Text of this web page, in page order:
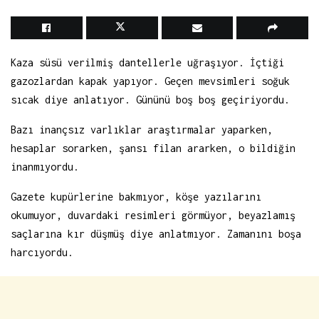
Kaza süsü verilmiş dantellerle uğraşıyor. İçtiği
gazozlardan kapak yapıyor. Geçen mevsimleri soğuk
sıcak diye anlatıyor. Gününü boş boş geçiriyordu.
Bazı inançsız varlıklar araştırmalar yaparken,
hesaplar sorarken, şansı filan ararken, o bildiğin
inanmıyordu.
Gazete kupürlerine bakmıyor, köşe yazılarını
okumuyor, duvardaki resimleri görmüyor, beyazlamış
saçlarına kır düşmüş diye anlatmıyor. Zamanını boşa
harcıyordu.